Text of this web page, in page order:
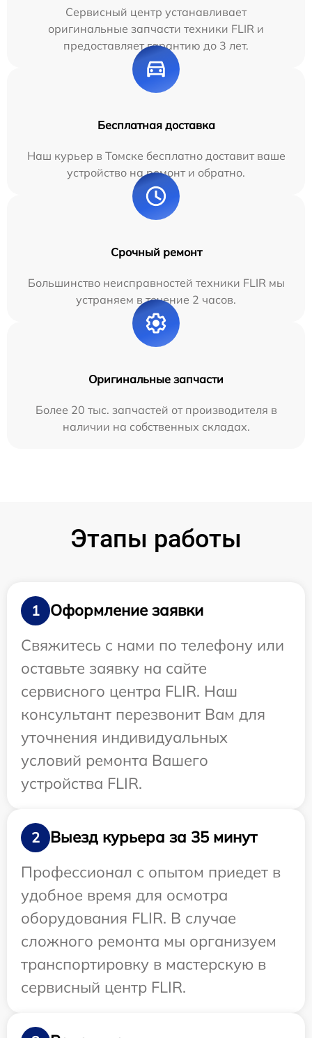
Сервисный центр устанавливает
оригинальные запчасти техники FLIR и
предоставляет гарантию до 3 лет.
Бесплатная доставка
Наш курьер в Томске бесплатно доставит ваше
устройство на ремонт и обратно.
Срочный ремонт
Большинство неисправностей техники FLIR мы
устраняем в течение 2 часов.
Оригинальные запчасти
Более 20 тыс. запчастей от производителя в
наличии на собственных складах.
Этапы работы
1
Оформление заявки
Свяжитесь с нами по телефону или
оставьте заявку на сайте
сервисного центра FLIR. Наш
консультант перезвонит Вам для
уточнения индивидуальных
условий ремонта Вашего
устройства FLIR.
2
Выезд курьера за 35 минут
Профессионал с опытом приедет в
удобное время для осмотра
оборудования FLIR. В случае
сложного ремонта мы организуем
транспортировку в мастерскую в
сервисный центр FLIR.